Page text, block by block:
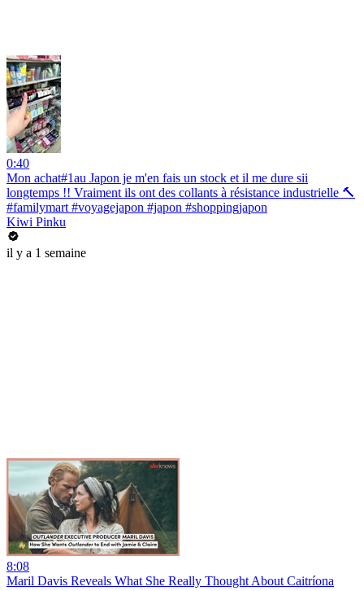
0:40
Mon achat#1au Japon je m'en fais un stock et il me dure sii
longtemps !! Vraiment ils ont des collants à résistance industrielle 🔨
#familymart #voyagejapon #japon #shoppingjapon
Kiwi Pinku
il y a 1 semaine
8:08
Maril Davis Reveals What She Really Thought About Caitríona